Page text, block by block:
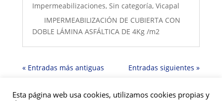
Impermeabilizaciones, Sin categoría, Vicapal
IMPERMEABILIZACIÓN DE CUBIERTA CON
DOBLE LÁMINA ASFÁLTICA DE 4Kg /m2
« Entradas más antiguas Entradas siguientes »
Esta página web usa cookies, utilizamos cookies propias y